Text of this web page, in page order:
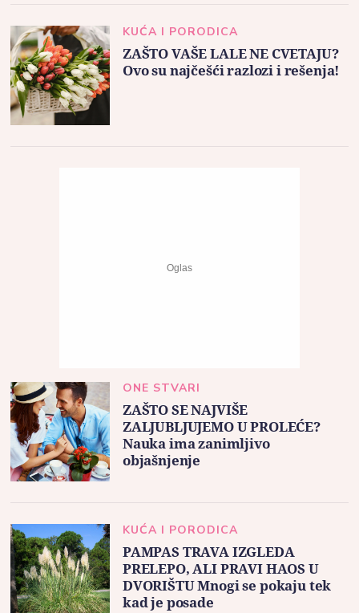
KUĆA I PORODICA
ZAŠTO VAŠE LALE NE CVETAJU?
Ovo su najčešći razlozi i rešenja!
ONE STVARI
ZAŠTO SE NAJVIŠE
ZALJUBLJUJEMO U PROLEĆE?
Nauka ima zanimljivo
objašnjenje
KUĆA I PORODICA
PAMPAS TRAVA IZGLEDA
PRELEPO, ALI PRAVI HAOS U
DVORIŠTU Mnogi se pokaju tek
kad je posade